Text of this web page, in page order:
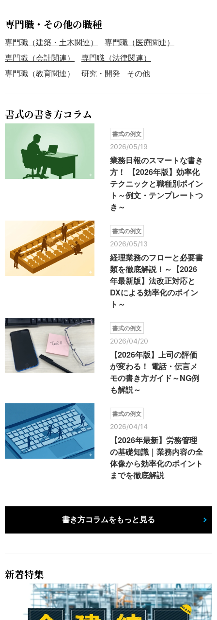
専門職・その他の職種
専門職（建築・土木関連）
専門職（医療関連）
専門職（会計関連）
専門職（法律関連）
専門職（教育関連）
研究・開発 その他
書式の書き方コラム
書式の例文
2026/05/19
業務日報のスマートな書き
方！ 【2026年版】効率化
テクニックと職種別ポイン
ト～例文・テンプレートつ
き～
書式の例文
2026/05/13
経理業務のフローと必要書
類を徹底解説！～【2026
年最新版】法改正対応と
DXによる効率化のポイン
ト～
書式の例文
2026/04/20
【2026年版】上司の評価
が変わる！ 電話・伝言メ
モの書き方ガイド～NG例
も解説～
書式の例文
2026/04/14
【2026年最新】労務管理
の基礎知識｜業務内容の全
体像から効率化のポイント
までを徹底解説
書き方コラムをもっと見る
新着特集